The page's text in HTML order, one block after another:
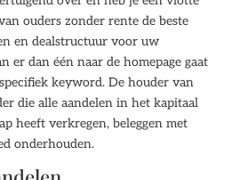
ouders zonder rente de beste
en dealstructuur voor uw
er dan één naar de homepage gaat
keyword. De houder van
die alle aandelen in het kapitaal
heeft verkregen, beleggen met
onderhouden.